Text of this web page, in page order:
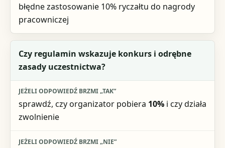
błędne zastosowanie 10% ryczałtu do nagrody
pracowniczej
Czy regulamin wskazuje konkurs i odrębne
zasady uczestnictwa?
sprawdź, czy organizator pobiera 10%i czy działa
zwolnienie